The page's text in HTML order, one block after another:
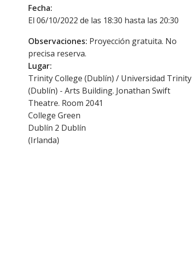
Fecha:
El 06/10/2022 de las 18:30 hasta las 20:30
Observaciones: Proyección gratuita. No
precisa reserva.
Lugar:
Trinity College (Dublín) / Universidad Trinity
(Dublín) - Arts Building. Jonathan Swift
Theatre. Room 2041
College Green
Dublín 2 Dublín
(Irlanda)